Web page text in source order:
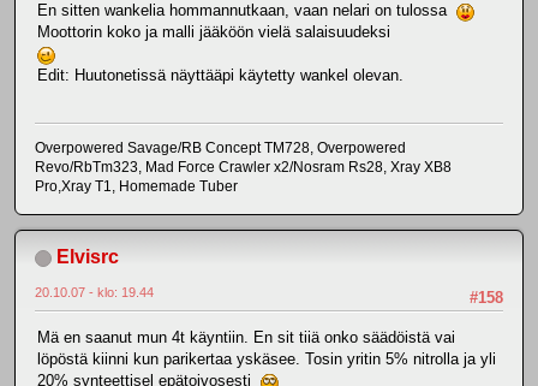
En sitten wankelia hommannutkaan, vaan nelari on tulossa
Moottorin koko ja malli jääköön vielä salaisuudeksi
Edit: Huutonetissä näyttääpi käytetty wankel olevan.
Overpowered Savage/RB Concept TM728, Overpowered
Revo/RbTm323, Mad Force Crawler x2/Nosram Rs28, Xray XB8
Pro,Xray T1, Homemade Tuber
Elvisrc
#158
20.10.07 - klo: 19.44
Mä en saanut mun 4t käyntiin. En sit tiiä onko säädöistä vai
löpöstä kiinni kun parikertaa yskäsee. Tosin yritin 5% nitrolla ja yli
20% synteettisel epätoivosesti